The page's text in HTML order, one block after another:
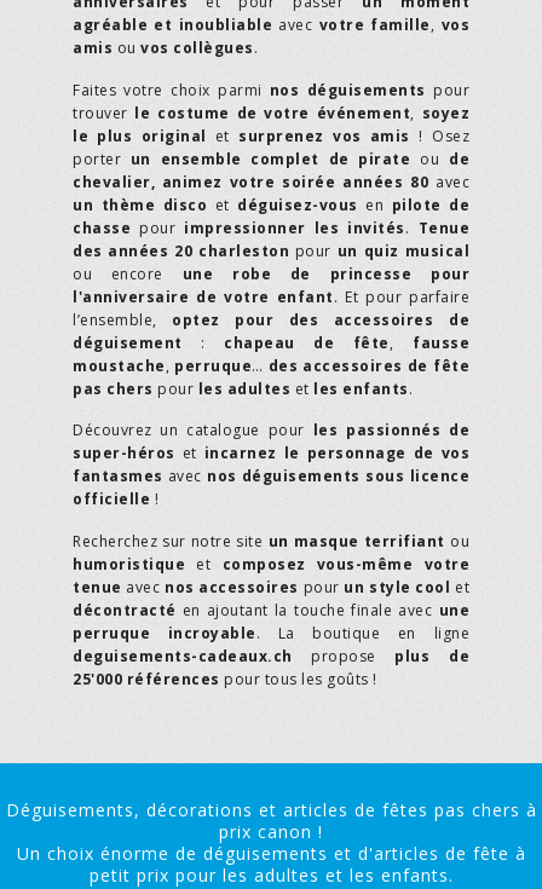
agréable et inoubliable avec votre famille, vos
amis ou vos collègues.
Faites votre choix parmi nos déguisements pour
trouver le costume de votre événement, soyez
le plus original et surprenez vos amis ! Osez
porter un ensemble complet de pirate ou de
chevalier, animez votre soirée années 80 avec
un thème disco et déguisez-vous en pilote de
chasse pour impressionner les invités. Tenue
des années 20 charleston pour un quiz musical
ou encore une robe de princesse pour
l'anniversaire de votre enfant. Et pour parfaire
l’ensemble, optez pour des accessoires de
déguisement : chapeau de fête, fausse
moustache, perruque… des accessoires de fête
pas chers pour les adultes et les enfants.
Découvrez un catalogue pour les passionnés de
super-héros et incarnez le personnage de vos
fantasmes avec nos déguisements sous licence
officielle !
Recherchez sur notre site un masque terrifiant ou
humoristique et composez vous-même votre
tenue avec nos accessoires pour un style cool et
décontracté en ajoutant la touche finale avec une
perruque incroyable. La boutique en ligne
deguisements-cadeaux.ch propose plus de
25'000 références pour tous les goûts !
Déguisements, décorations et articles de fêtes pas chers à
prix canon !
Un choix énorme de déguisements et d'articles de fête à
petit prix pour les adultes et les enfants.